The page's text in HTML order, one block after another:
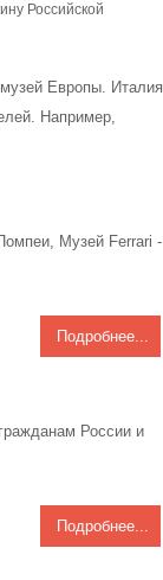
Российской
Европы. Италия
Например,
Музей Ferrari -
Подробнее...
России и
Подробнее...